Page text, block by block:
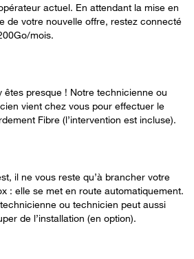
actuel. En attendant la mise en
de votre nouvelle offre, restez connecté
mois.
êtes presque ! Notre technicienne ou
vient chez vous pour effectuer le
Fibre (l’intervention est incluse).
il ne vous reste qu’à brancher votre
: elle se met en route automatiquement.
ou technicien peut aussi
de l’installation (en option).